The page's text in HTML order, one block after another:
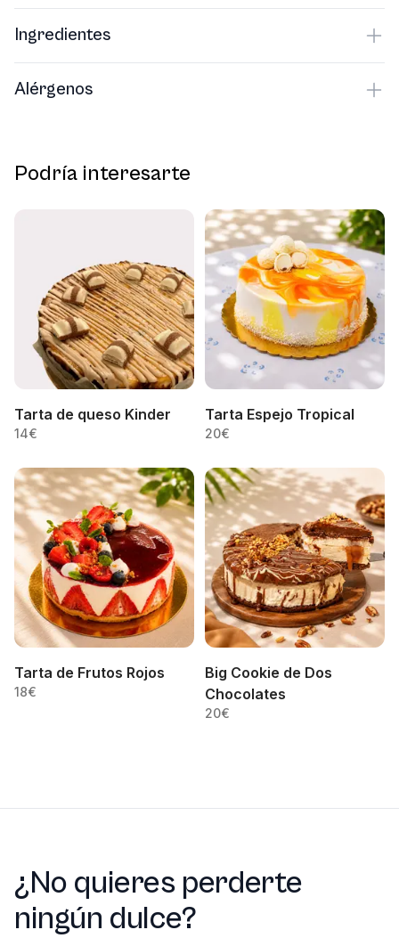
Ingredientes
Alérgenos
Podría interesarte
Tarta de queso Kinder
14€
Tarta Espejo Tropical
20€
Tarta de Frutos Rojos
18€
Big Cookie de Dos
Chocolates
20€
¿No quieres perderte
ningún dulce?